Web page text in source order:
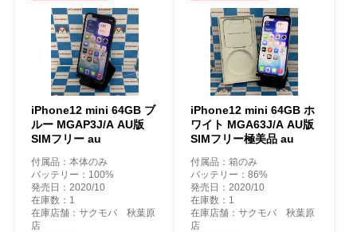
iPhone12 mini 64GB ブ
ルー MGAP3J/A AU版
SIMフリー au
付属品：本体のみ
バッテリー：100%
発売日：2020/10
在庫数：1
在庫店舗：サクモバ 秋葉原
店
iPhone12 mini 64GB ホ
ワイト MGA63J/A AU版
SIMフリー極美品 au
付属品：箱のみ
バッテリー：86%
発売日：2020/10
在庫数：1
在庫店舗：サクモバ 秋葉原
店